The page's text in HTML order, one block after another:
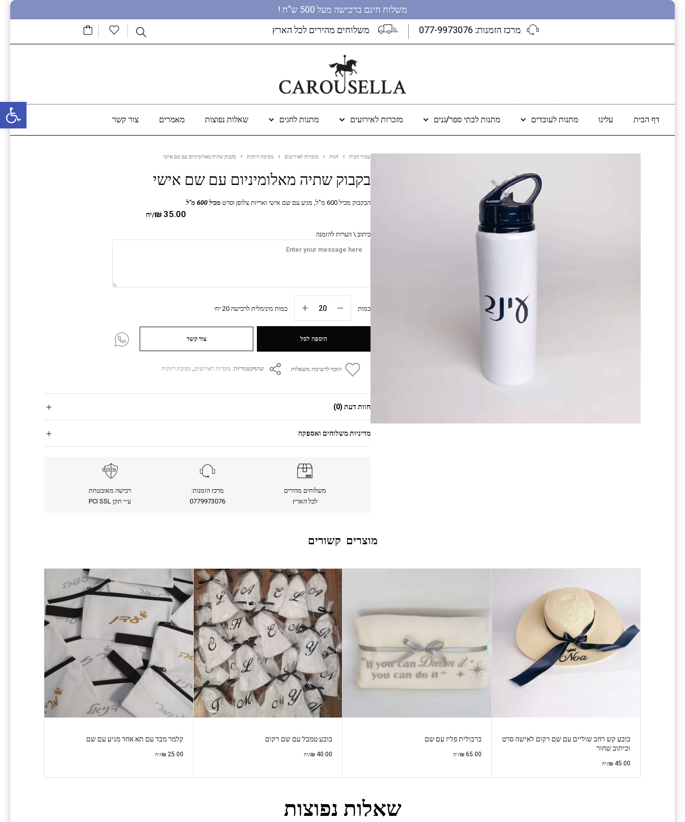
פתח סרגל נגישות
משלוח חינם ברכישה מעל 500 ש"ח !
מרכז הזמנות: 077-9973076 משלוחים מהירים לכל הארץ
דף הבית עלינו מתנות לעובדים מתנות לבתי ספר/גנים מזכרות לאירועים מתנות לחגים שאלות נפוצות מאמרים צור קשר
עמוד הבית חנות מזכרות לאירועים מסיבת רווקות בקבוק שתיה מאלומיניום עם שם אישי
בקבוק שתיה מאלומיניום עם שם אישי
₪ 35.00 /יח
כיתוב \ הערות להזמנה
כמות כמות מינימלית לרכישה 20 יח׳
הוספה לסל צור קשר
הוסף לרשימת משאלות שתףקטגוריות: מזכרות לאירועים, מסיבת רווקות
הבקבוק מכיל 600 מ"ל, מגיע עם שם אישי ואריזת צלופן וסרט מכיל 600 מ"ל
חוות דעת (0)
מדיניות משלוחים ואספקה
משלוחים מהירים
לכל הארץ
מרכז הזמנות:
0779973076
רכישה מאובטחת
ע״י תקן PCI SSL
מוצרים קשורים
כובע קש רחב שוליים עם שם רקום לאישה סרט
וכיתוב שחור
₪ 45.00 /יח
כרבולית פליז עם שם
₪65.00 /יח
כובע טמבל עם שם רקום
₪ 40.00 /יח
קלמר מבד עם תא אחד מגיע עם שם
₪25.00 /יח
שאלות נפוצות